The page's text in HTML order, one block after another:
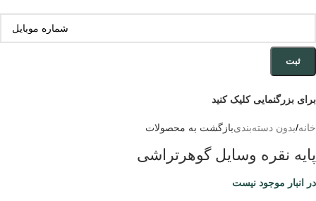
ثبت
برای بزرگنمایی کلیک کنید
خانه/بدون دسته‌بندیبازگشت به محصولات
پایه نقره وسایل گوهرتراشی
در انبار موجود نیست